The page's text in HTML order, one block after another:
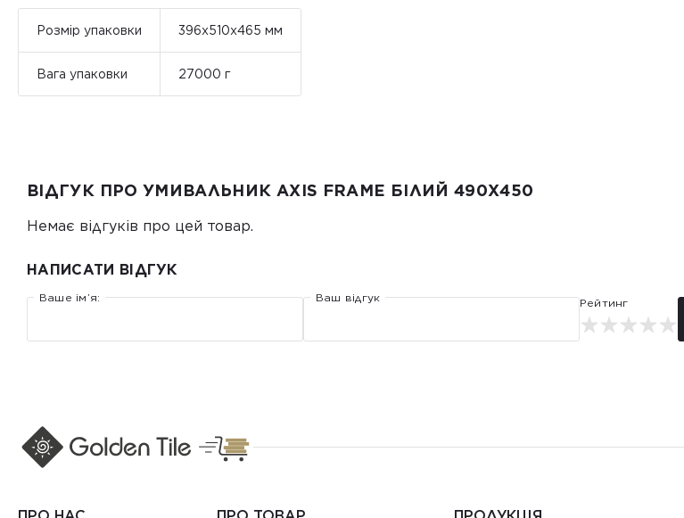
Розмір упаковки 396x510x465 мм
Вага упаковки 27000 г
ВІДГУК ПРО УМИВАЛЬНИК AXIS FRAME БІЛИЙ 490X450
Немає відгуків про цей товар.
НАПИСАТИ ВІДГУК
Ваше ім’я: Ваш відгук Рейтинг